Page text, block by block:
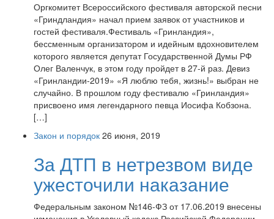
Оргкомитет Всероссийского фестиваля авторской песни
«Гриндландия» начал прием заявок от участников и
гостей фестиваля.Фестиваль «Гринландия»,
бессменным организатором и идейным вдохновителем
которого является депутат Государственной Думы РФ
Олег Валенчук, в этом году пройдет в 27-й раз. Девиз
«Гринландии-2019» «Я люблю тебя, жизнь!» выбран не
случайно. В прошлом году фестивалю «Гринландия»
присвоено имя легендарного певца Иосифа Кобзона.
[…]
Закон и порядок 26 июня, 2019
За ДТП в нетрезвом виде
ужесточили наказание
Федеральным законом №146-ФЗ от 17.06.2019 внесены